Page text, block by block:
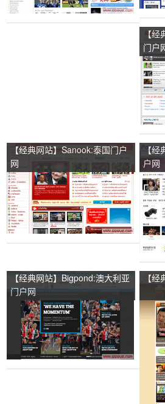
【经
门户
【经典网站】Sanook:泰国门户
网
【
户网
【经典网站】Bigpond:澳大利亚
门户网
【